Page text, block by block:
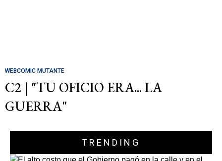
WEBCOMIC MUTANTE
C2 | "TU OFICIO ERA... LA
GUERRA"
TRENDING